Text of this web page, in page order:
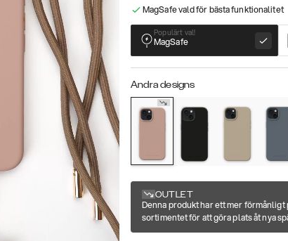
MagSafe vald för bästa funktionalitet
Populärt val!
MagSafe
Andra designs
OUTLET
Denna produkt har ett mer förmånligt
sortimentet för att göra plats åt nya